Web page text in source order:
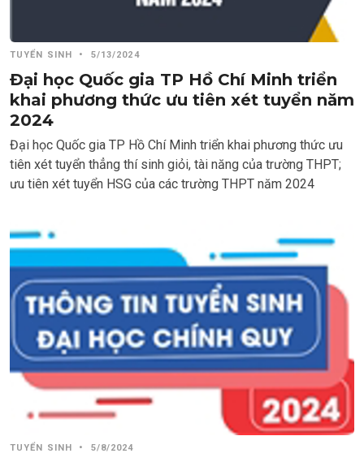
TUYỂN SINH • 5/13/2024
Đại học Quốc gia TP Hồ Chí Minh triển
khai phương thức ưu tiên xét tuyển năm
2024
Đại học Quốc gia TP Hồ Chí Minh triển khai phương thức ưu
tiên xét tuyển thẳng thí sinh giỏi, tài năng của trường THPT;
ưu tiên xét tuyển HSG của các trường THPT năm 2024
TUYỂN SINH • 5/8/2024